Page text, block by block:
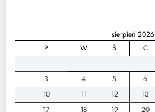
sierpień 2026
P
W Ś C
3
4 5 6
10
11 12 13